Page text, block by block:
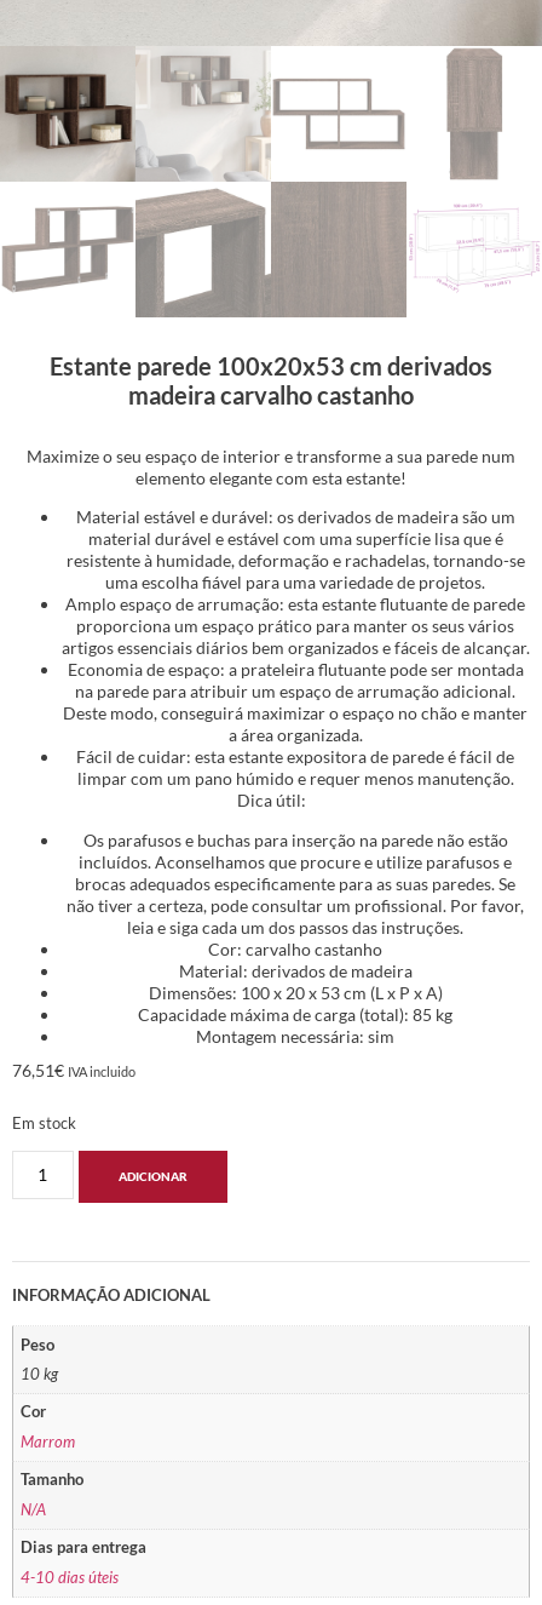
Estante parede 100x20x53 cm derivados
madeira carvalho castanho
Maximize o seu espaço de interior e transforme a sua parede num
elemento elegante com esta estante!
Material estável e durável: os derivados de madeira são um
material durável e estável com uma superfície lisa que é
resistente à humidade, deformação e rachadelas, tornando-se
uma escolha fiável para uma variedade de projetos.
Amplo espaço de arrumação: esta estante flutuante de parede
proporciona um espaço prático para manter os seus vários
artigos essenciais diários bem organizados e fáceis de alcançar.
Economia de espaço: a prateleira flutuante pode ser montada
na parede para atribuir um espaço de arrumação adicional.
Deste modo, conseguirá maximizar o espaço no chão e manter
a área organizada.
Fácil de cuidar: esta estante expositora de parede é fácil de
limpar com um pano húmido e requer menos manutenção.
Dica útil:
Os parafusos e buchas para inserção na parede não estão
incluídos. Aconselhamos que procure e utilize parafusos e
brocas adequados especificamente para as suas paredes. Se
não tiver a certeza, pode consultar um profissional. Por favor,
leia e siga cada um dos passos das instruções.
Cor: carvalho castanho
Material: derivados de madeira
Dimensões: 100 x 20 x 53 cm (L x P x A)
Capacidade máxima de carga (total): 85 kg
Montagem necessária: sim
76,51€ IVA incluido
Em stock
ADICIONAR
INFORMAÇÃO ADICIONAL
Peso
10 kg
Cor
Marrom
Tamanho
N/A
Dias para entrega
4-10 dias úteis